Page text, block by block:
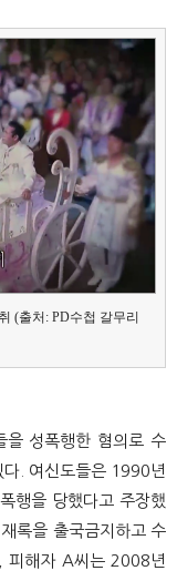
(출처: PD수첩 갈무리
을 성폭행한 혐의로 수
. 여신도들은 1990년
행을 당했다고 주장했
록을 출국금지하고 수
피해자 A씨는 2008년